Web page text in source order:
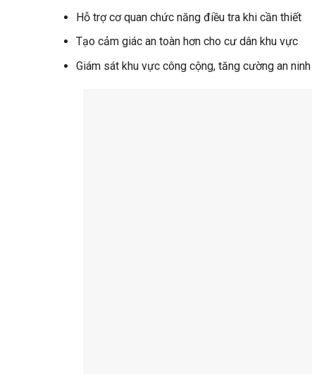
Hỗ trợ cơ quan chức năng điều tra khi cần thiết
Tạo cảm giác an toàn hơn cho cư dân khu vực
Giám sát khu vực công cộng, tăng cường an